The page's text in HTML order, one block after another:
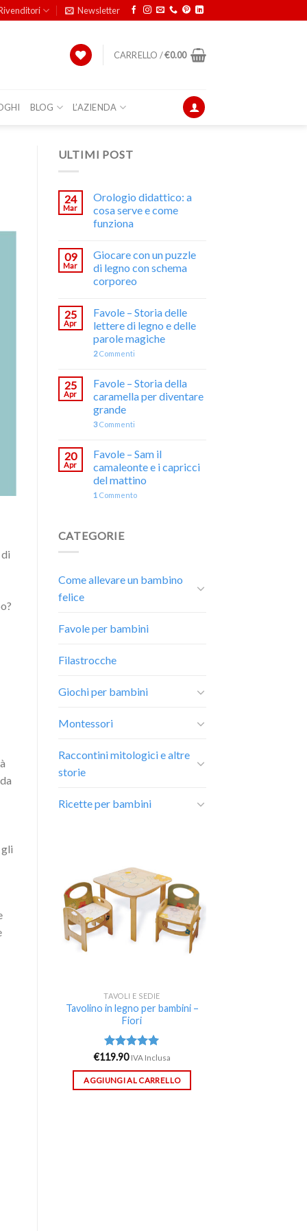
Newsletter
CARRELLO /€0.00
BLOG L’AZIENDA
ULTIMI POST
24
Mar
Orologio didattico: a
cosa serve e come
funziona
09
Mar
Giocare con un puzzle
di legno con schema
corporeo
25
Apr
Favole – Storia delle
lettere di legno e delle
parole magiche
2Commenti
25
Apr
Favole – Storia della
caramella per diventare
grande
3Commenti
20
Apr
Favole – Sam il
camaleonte e i capricci
del mattino
1 Commento
CATEGORIE
Come allevare un bambino
felice
Favole per bambini
Filastrocche
Giochi per bambini
Montessori
Raccontini mitologici e altre
storie
Ricette per bambini
alla lista
dei
desideri
TAVOLI E SEDIE
Tavolino in legno per bambini –
Fiori
Valutato
5.00su 5
€119.90 IVA Inclusa
AGGIUNGI AL CARRELLO